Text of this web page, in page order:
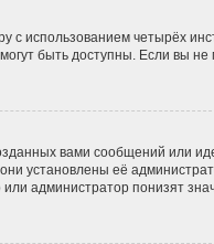
с использованием четырёх
быть доступны. Если вы
вами сообщений или
установлены её
администратор понизят